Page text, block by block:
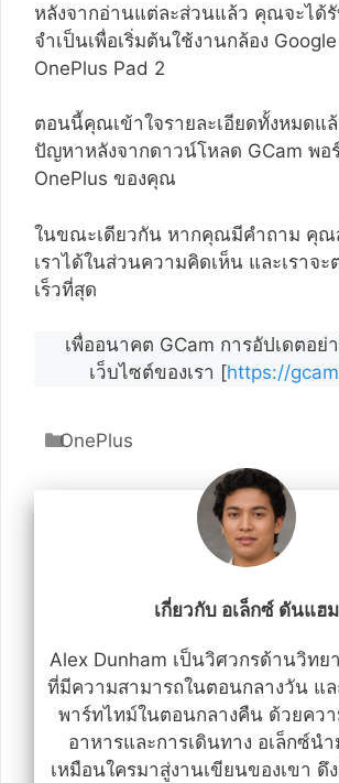
หลังจากอ่านแต่ละส่วนแล้ว คุณจะได้รั
จำเป็นเพื่อเริ่มต้นใช้งานกล้อง
OnePlus Pad 2
ตอนนี้คุณเข้าใจรายละเอียดทั้งหมดแ
ปัญหาหลังจากดาวน์โหลด GCam พ
OnePlus ของคุณ
ในขณะเดียวกัน หากคุณมีคำถาม คุณ
เราได้ในส่วนความคิดเห็น และเราจ
เร็วที่สุด
เพื่ออนาคต GCam การอัปเดตอย่
เว็บไซต์ของเรา [https://
หมวด
OnePlus
เกี่ยวกับ อเล็กซ์ ดันแฮม
Alex Dunham เป็นวิศวกรด้านวิทย
ที่มีความสามารถในตอนกลางวัน แ
พาร์ทไทม์ในตอนกลางคืน ด้วยคว
อาหารและการเดินทาง อเล็กซ์น
เหมือนใครมาสู่งานเขียนของเขา ดึ